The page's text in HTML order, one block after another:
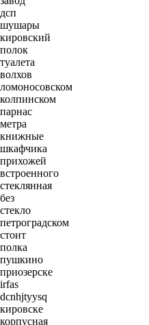
дсп
шушары
кировский
полок
туалета
волхов
ломоносовском
колпинском
парнас
метра
книжные
шкафчика
прихожей
встроенного
стеклянная
без
стекло
петроградском
стоит
полка
пушкино
приозерске
irfas
dcnhjtyysq
кировске
корпусная